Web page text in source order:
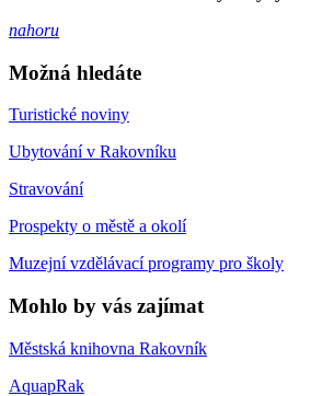
nahoru
Možná hledáte
Turistické noviny
Ubytování v Rakovníku
Stravování
Prospekty o městě a okolí
Muzejní vzdělávací programy pro školy
Mohlo by vás zajímat
Městská knihovna Rakovník
AquapRak